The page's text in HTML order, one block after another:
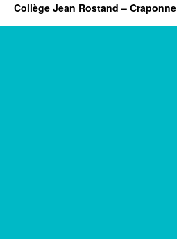
Collège Jean Rostand – Craponne